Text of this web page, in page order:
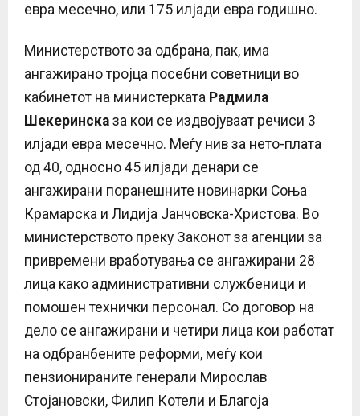
евра месечно, или 175 илјади евра годишно.
Министерството за одбрана, пак, има
ангажирано тројца посебни советници во
кабинетот на министерката Радмила
Шекеринска за кои се издвојуваат речиси 3
илјади евра месечно. Меѓу нив за нето-плата
од 40, односно 45 илјади денари се
ангажирани поранешните новинарки Соња
Крамарска и Лидија Јанчовска-Христова. Во
министерството преку Законот за агенции за
привремени вработувања се ангажирани 28
лица како административни службеници и
помошен технички персонал. Со договор на
дело се ангажирани и четири лица кои работат
на одбранбените реформи, меѓу кои
пензионираните генерали Мирослав
Стојановски, Филип Котели и Благоја